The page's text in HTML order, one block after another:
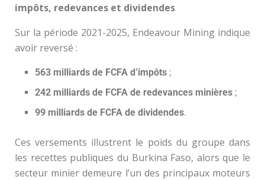
impôts, redevances et dividendes
Sur la période 2021-2025, Endeavour Mining indique
avoir reversé :
563 milliards de FCFA d’impôts ;
242 milliards de FCFA de redevances minières ;
99 milliards de FCFA de dividendes.
Ces versements illustrent le poids du groupe dans
les recettes publiques du Burkina Faso, alors que le
secteur minier demeure l’un des principaux moteurs